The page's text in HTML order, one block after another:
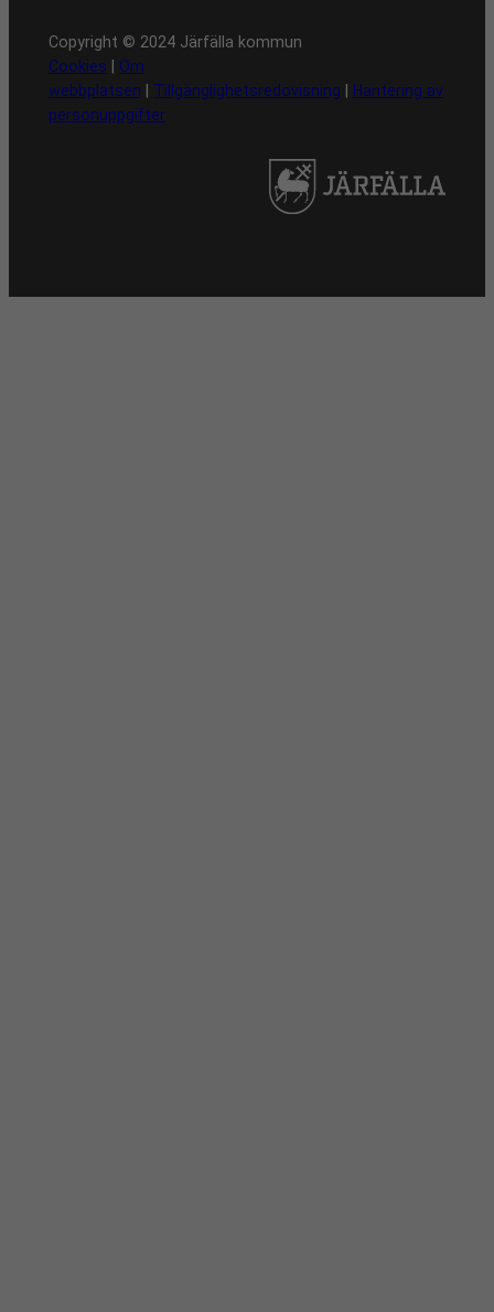
Copyright © 2024 Järfälla kommun
Cookies
Om
webbplatsen
Tillgänglighetsredovisning
Hantering av
personuppgifter